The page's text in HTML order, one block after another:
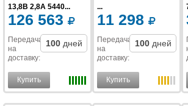
13,8В 2,8А 5440...
126 563
Передача
на
доставку:
100 дней
Купить
...
11 298
Передача
на
доставку:
100 дней
Купить